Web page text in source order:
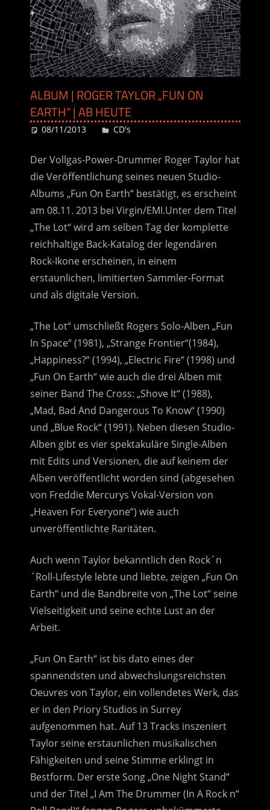
ALBUM | ROGER TAYLOR „FUN ON
EARTH“ | AB HEUTE
08/11/2013 Desiree
CD's
Der Vollgas-Power-Drummer Roger Taylor hat
die Veröffentlichung seines neuen Studio-
Albums „Fun On Earth“ bestätigt, es erscheint
am 08.11. 2013 bei Virgin/EMI.Unter dem Titel
„The Lot“ wird am selben Tag der komplette
reichhaltige Back-Katalog der legendären
Rock-Ikone erscheinen, in einem
erstaunlichen, limitierten Sammler-Format
und als digitale Version.
„The Lot“ umschließt Rogers Solo-Alben „Fun
In Space“ (1981), „Strange Frontier“(1984),
„Happiness?“ (1994), „Electric Fire“ (1998) und
„Fun On Earth“ wie auch die drei Alben mit
seiner Band The Cross: „Shove It“ (1988),
„Mad, Bad And Dangerous To Know“ (1990)
und „Blue Rock“ (1991). Neben diesen Studio-
Alben gibt es vier spektakuläre Single-Alben
mit Edits und Versionen, die auf keinem der
Alben veröffentlicht worden sind (abgesehen
von Freddie Mercurys Vokal-Version von
„Heaven For Everyone“) wie auch
unveröffentlichte Raritäten.
Auch wenn Taylor bekanntlich den Rock´n
´Roll-Lifestyle lebte und liebte, zeigen „Fun On
Earth“ und die Bandbreite von „The Lot“ seine
Vielseitigkeit und seine echte Lust an der
Arbeit.
„Fun On Earth“ ist bis dato eines der
spannendsten und abwechslungsreichsten
Oeuvres von Taylor, ein vollendetes Werk, das
er in den Priory Studios in Surrey
aufgenommen hat. Auf 13 Tracks inszeniert
Taylor seine erstaunlichen musikalischen
Fähigkeiten und seine Stimme erklingt in
Bestform. Der erste Song „One Night Stand“
und der Titel „I Am The Drummer (In A Rock n“